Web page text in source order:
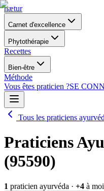
nætur
Carnet d'excellence
Phytothérapie
Recettes
Bien-être
Méthode
Vous êtes praticien ?SE
Tous les praticiens
Praticiens
(95590)
1 praticien ayurvéda · +4 à